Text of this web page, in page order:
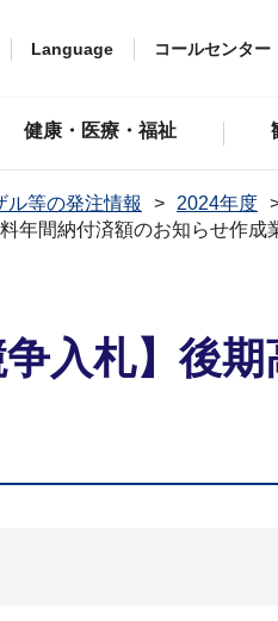
Language コールセンター
健康・医療・福祉
ル等の発注情報 2024年度
年間納付済額のお知らせ作成
入札】後